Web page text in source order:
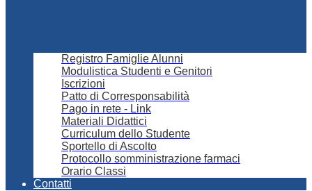
Registro Famiglie Alunni
Modulistica Studenti e Genitori
Iscrizioni
Patto di Corresponsabilità
Pago in rete - Link
Materiali Didattici
Curriculum dello Studente
Sportello di Ascolto
Protocollo somministrazione farmaci
Orario Classi
Contatti